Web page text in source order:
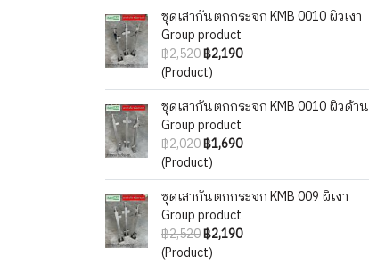
ชุดเสากันตกกระจก KMB 0010 ผิวเงา
Group product
฿2,520฿2,190
(Product)
ชุดเสากันตกกระจก KMB 0010 ผิวด้าน
Group product
฿2,020฿1,690
(Product)
ชุดเสากันตกกระจก KMB 009 ผิเงา
Group product
฿2,520฿2,190
(Product)